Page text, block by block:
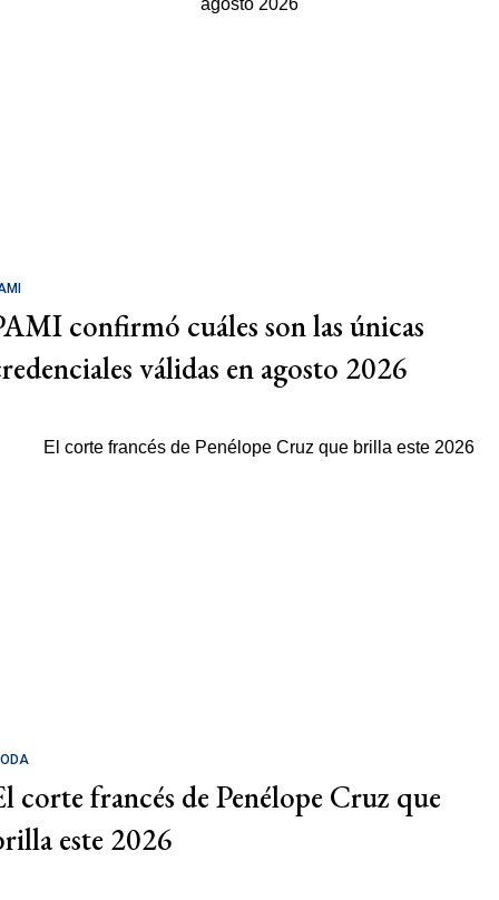
confirmó cuáles son las únicas
válidas en agosto 2026
corte francés de Penélope Cruz que
este 2026